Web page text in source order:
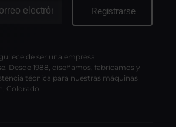
de ser una empresa
Desde 1988, diseñamos, fabricamos y
técnica para nuestras máquinas
Colorado.